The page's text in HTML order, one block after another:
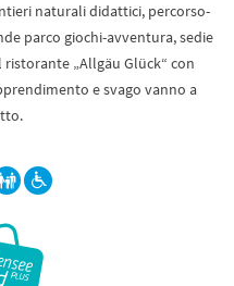
naturali didattici, percorso-
parco giochi-avventura, sedie
„Allgäu Glück“ con
e svago vanno a